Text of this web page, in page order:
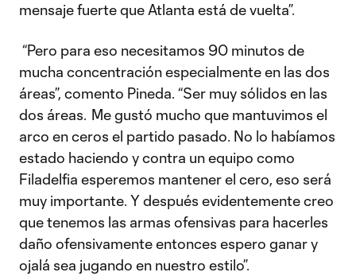
mensaje fuerte que Atlanta está de vuelta”.
“Pero para eso necesitamos 90 minutos de
mucha concentración especialmente en las dos
áreas”, comento Pineda. “Ser muy sólidos en las
dos áreas. Me gustó mucho que mantuvimos el
arco en ceros el partido pasado. No lo habíamos
estado haciendo y contra un equipo como
Filadelfia esperemos mantener el cero, eso será
muy importante. Y después evidentemente creo
que tenemos las armas ofensivas para hacerles
daño ofensivamente entonces espero ganar y
ojalá sea jugando en nuestro estilo”.